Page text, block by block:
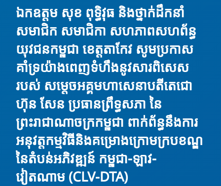
ឯកឧត្តម សុខ ពុទ្ធិវុធ និងថ្នាក់ដឹកនាំ
សមាជិក សមាជិកា សហភាពសហព័ន្ធ
យុវជនកម្ពុជា ខេត្តតាកែវ សូមប្រកាស
គាំទ្រយ៉ាងពេញទំហឹងនូវសារពិសេស
របស់ សម្តេចអគ្គមហាសេនាបតីតេជោ
ហ៊ុន សែន ប្រធានព្រឹទ្ធសភា នៃ
ព្រះរាជាណាចក្រកម្ពុជា ពាក់ព័ន្ធនឹងការ
អនុវត្តកម្មវិធីនិងគម្រោងក្រោមក្របខណ្ឌ
នៃតំបន់អភិវឌ្ឍន៍ កម្ពុជា-ឡាវ-
វៀតណាម (CLV-DTA)